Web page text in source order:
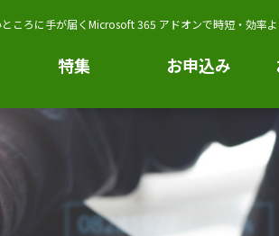
ころに手が届くMicrosoft 365 アドオンで時短・効率よ
特集 お申込み